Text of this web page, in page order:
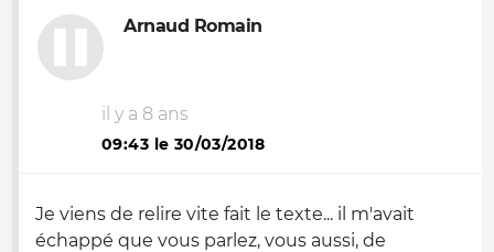
Arnaud Romain
il y a 8 ans
09:43 le 30/03/2018
Je viens de relire vite fait le texte... il m'avait
échappé que vous parlez, vous aussi, de